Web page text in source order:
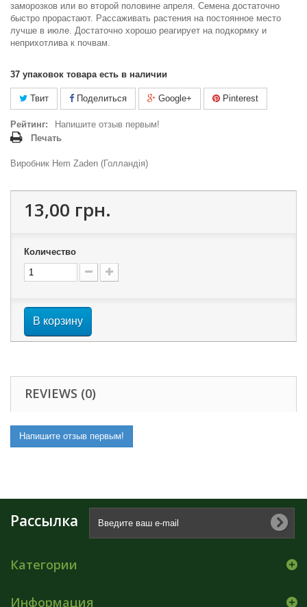
заморозков или во второй половине апреля. Семена достаточно
быстро прорастают. Рассаживать растения на постоянное место
лучше в июле. Достаточно хорошо реагирует на подкормку и
неприхотлива к почвам.
37 упаковок товара есть в наличии
Твит Поделиться Google+ Pinterest
Рейтинг:
Напишите отзыв первым!
Печать
Виробник Hem Zaden (Голландія)
13,00 грн.
Количество
В корзину
REVIEWS (0)
Напишите отзыв первым!
Рассылка
Категории
Информация